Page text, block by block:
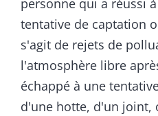
personne qui a réussi
tentative de captation
s'agit de rejets de
l'atmosphère libre
échappé à une
d'une hotte, d'un joint,